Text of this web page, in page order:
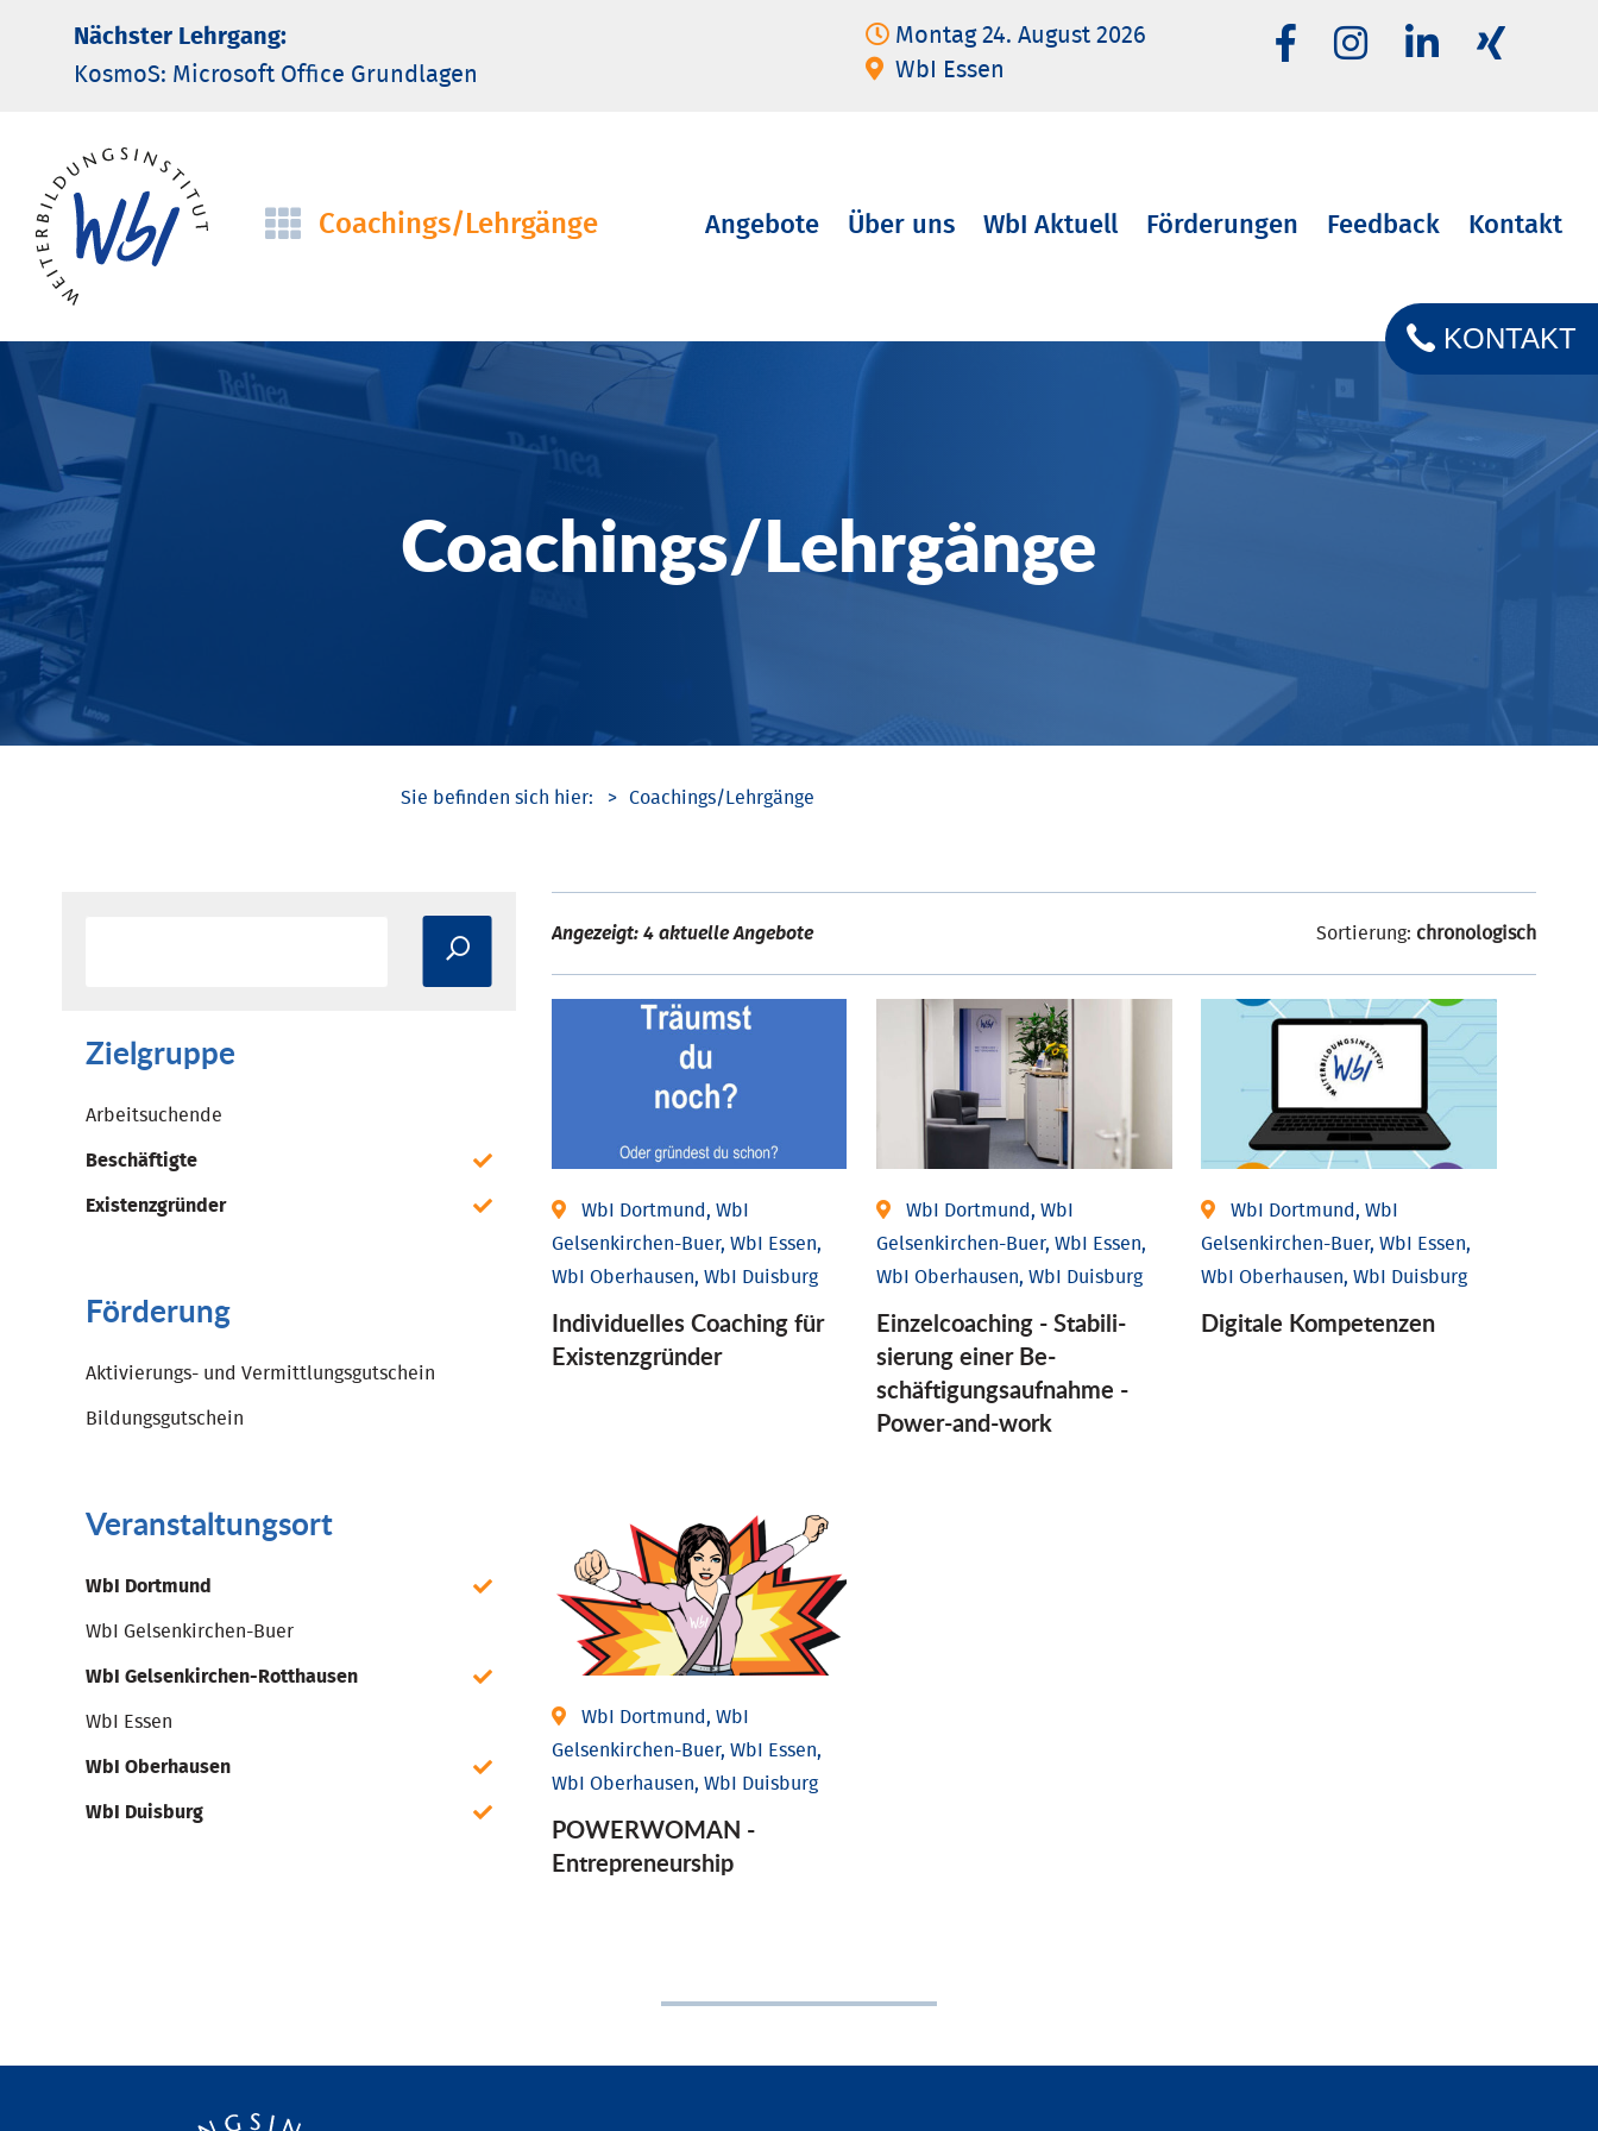
Nächster Lehrgang:
KosmoS: Microsoft Office Grund­lagen
Montag 24. August 2026
WbI Essen
Navigation
Coachings/­Lehrgänge
Navigation
Angebote Über uns WbI Aktuell Förderungen Feedback Kontakt
Coachings/­Lehrgänge
KONTAKT
Coachings/­Lehrgänge
Zielgruppe
Arbeitsuchende
Beschäftigte
Existenzgründer
Förderung
Aktivierungs- und Vermittlungsgutschein
Bildungsgutschein
Veranstaltungsort
WbI Dortmund
WbI Gelsenkirchen-Buer
WbI Gelsenkirchen-Rotthausen
WbI Essen
WbI Oberhausen
WbI Duisburg
Angezeigt: 4 aktuelle Angebote Sortierung: chronologisch
WbI Dortmund, WbI
Gelsenkirchen-Buer, WbI Essen,
WbI Oberhausen, WbI Duisburg
Individu­elles Coaching für
Existenz­gründer
WbI Dortmund, WbI
Gelsenkirchen-Buer, WbI Essen,
WbI Oberhausen, WbI Duisburg
Einzel­coaching - Stabili­
sierung einer Be­
schäftigungs­aufnahme -
Power-and-work
WbI Dortmund, WbI
Gelsenkirchen-Buer, WbI Essen,
WbI Oberhausen, WbI Duisburg
Digitale Kompetenzen
WbI Dortmund, WbI
Gelsenkirchen-Buer, WbI Essen,
WbI Oberhausen, WbI Duisburg
POWERWOMAN -
Entrepreneurship